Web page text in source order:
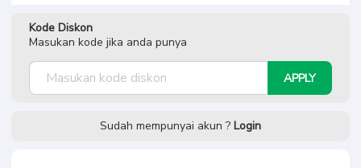
Kode Diskon
Masukan kode jika anda punya
APPLY
Sudah mempunyai akun ? Login